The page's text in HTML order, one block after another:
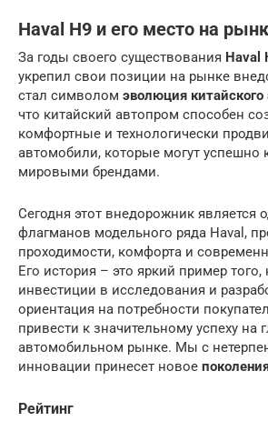
Haval H9 и его место на
За годы своего существования Haval
укрепил свои позиции на рынке
стал символом эволюция китайского
что китайский автопром способен
комфортные и технологически
автомобили, которые могут успешно
мировыми брендами.
Сегодня этот внедорожник является
флагманов модельного ряда Haval,
проходимости, комфорта и
Его история – это яркий пример того,
инвестиции в исследования и
ориентация на потребности
привести к значительному успеху на
автомобильном рынке. Мы с
инновации принесет новое
Рейтинг